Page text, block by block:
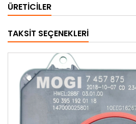
ÜRETICILER
TAKSIT SEÇENEKLERI